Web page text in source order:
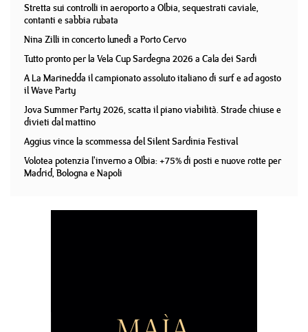
Stretta sui controlli in aeroporto a Olbia, sequestrati caviale,
contanti e sabbia rubata
Nina Zilli in concerto lunedì a Porto Cervo
Tutto pronto per la Vela Cup Sardegna 2026 a Cala dei Sardi
A La Marinedda il campionato assoluto italiano di surf e ad agosto
il Wave Party
Jova Summer Party 2026, scatta il piano viabilità. Strade chiuse e
divieti dal mattino
Aggius vince la scommessa del Silent Sardinia Festival
Volotea potenzia l'inverno a Olbia: +75% di posti e nuove rotte per
Madrid, Bologna e Napoli